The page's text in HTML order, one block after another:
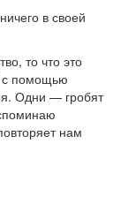
в своей
то что это
помощью
Одни — гробят
нам